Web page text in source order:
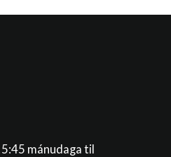
mánudaga til